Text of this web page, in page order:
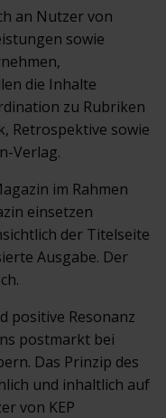
an Nutzer von
sowie
die Inhalte
zu Rubriken
Retrospektive sowie
Verlag.
im Rahmen
einsetzen
der Titelseite
Ausgabe. Der
positive Resonanz
postmarkt bei
Das Prinzip des
und inhaltlich auf
von KEP